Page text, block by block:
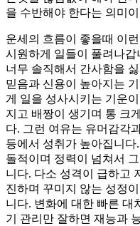
을 수반해야 한다는 의미
운세의 흐름이 좋을때 이
시원하게 일들이 풀려나
너무 솔직해서 간사함을
믿음과 신용이 높아지는
게 일을 성사시키는 기운
지고 배짱이 생기며 통 크
다. 그런 여유는 유머감각
등에서 성취가 높아집니
돌적이며 정력이 넘쳐서
니다. 다소 성격이 급하고
진하며 꾸미지 않는 성정
니다. 변화에 대한 빠른 대
기 관리만 잘하면 재능과